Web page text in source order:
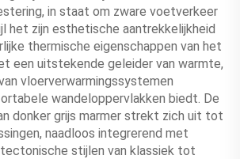
in staat om zware voetverkeer
het zijn esthetische aantrekkelijkheid
thermische eigenschappen van het
een uitstekende geleider van warmte,
vloerverwarmingssystemen
wandeloppervlakken biedt. De
donker grijs marmer strekt zich uit tot
naadloos integrerend met
stijlen van klassiek tot